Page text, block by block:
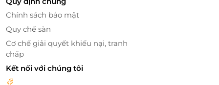
Chính sách bảo mật
Quy chế sàn
Cơ chế giải quyết khiếu nại, tranh
chấp
Kết nối với chúng tôi